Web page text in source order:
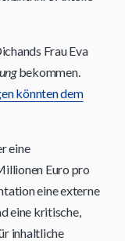
Frau Eva
bekommen.
könnten dem
eine
Euro pro
eine externe
eine kritische,
inhaltliche